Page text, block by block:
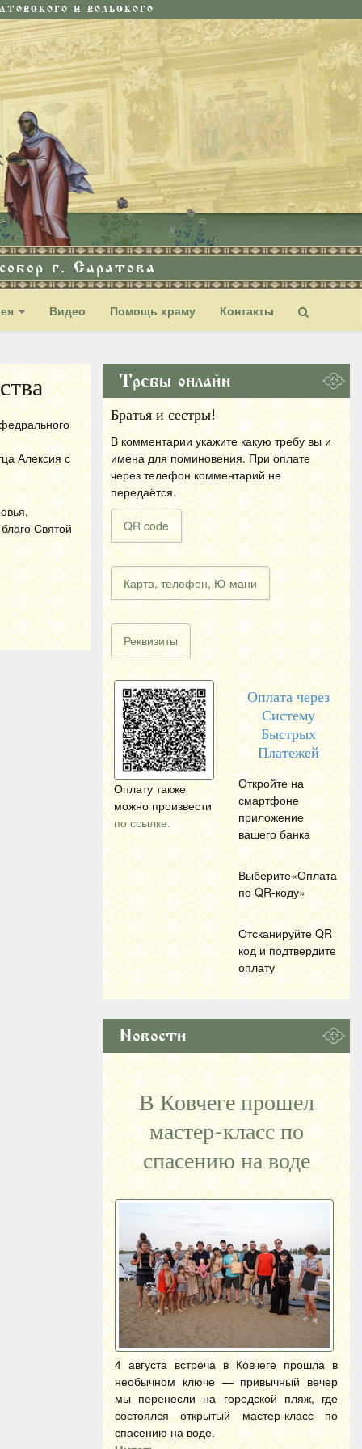
И ВОЛЬСКОГО
г. Саратова
Видео Помощь храму Контакты
Алексия с
Святой
Требы онлайн
Братья и сестры!
В комментарии укажите какую требу вы и
имена для поминовения. При оплате
через телефон комментарий не
передаётся.
QR code
Карта, телефон, Ю-мани
Реквизиты
Оплату также
можно произвести
по ссылке.
Оплата через
Систему
Быстрых
Платежей
Откройте на
смартфоне
приложение
вашего банка
Выберите«Оплата
по QR-коду»
Отсканируйте QR
код и подтвердите
оплату
Новости
В Ковчеге прошел
мастер-класс по
спасению на воде
4 августа встреча в Ковчеге прошла в
необычном ключе — привычный вечер
мы перенесли на городской пляж, где
состоялся открытый мастер-класс по
спасению на воде.